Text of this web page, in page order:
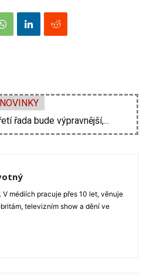
NOVINKY
vtrhne do hospod. Nové...
V médiích pracuje přes 10 let, věnuje
televizním show a dění ve